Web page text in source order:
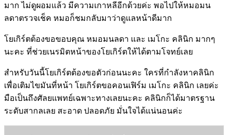
มาก ไม่ดูผอมแล้ว มีความเกาหลีอีกด้วยค่ะ พอไปให้หมอมน
ลดาตรวจเช็ค หมอก็ชมกลับมาว่าดูแลหน้าดีมาก
โยเกิร์ตต้องขอขอบคุณ หมอมนลดา และ เมโกะ คลินิก มากๆ
นะคะ ที่ช่วยเนรมิตหน้าของโยเกิร์ตให้ได้ตามโจทย์เลย
สำหรับวันนี้โยเกิร์ตต้องขอตัวก่อนนะคะ ใครที่กำลังหาคลินิก
เพื่อเติมไขมันที่หน้า โยเกิร์ตขอคอนเฟิร์ม เมโกะ คลินิก เลยค่ะ
มือเป็นถึงศัลยแพทย์เฉพาะทางเลยนะคะ คลินิกก็ได้มาตรฐาน
ระดับสากลเลย สะอาด ปลอดภัย มั่นใจได้แน่นอนค่ะ